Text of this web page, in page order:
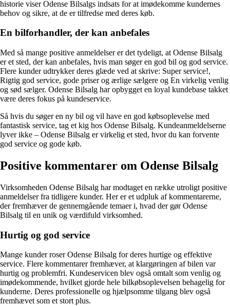
historie viser Odense Bilsalgs indsats for at imødekomme kundernes
behov og sikre, at de er tilfredse med deres køb.
En bilforhandler, der kan anbefales
Med så mange positive anmeldelser er det tydeligt, at Odense Bilsalg
er et sted, der kan anbefales, hvis man søger en god bil og god service.
Flere kunder udtrykker deres glæde ved at skrive: Super service!,
Rigtig god service, gode priser og ærlige sælgere og En virkelig venlig
og sød sælger. Odense Bilsalg har opbygget en loyal kundebase takket
være deres fokus på kundeservice.
Så hvis du søger en ny bil og vil have en god købsoplevelse med
fantastisk service, tag et kig hos Odense Bilsalg. Kundeanmeldelserne
lyver ikke – Odense Bilsalg er virkelig et sted, hvor du kan forvente
god service og gode køb.
Positive kommentarer om Odense Bilsalg
Virksomheden Odense Bilsalg har modtaget en række utroligt positive
anmeldelser fra tidligere kunder. Her er et udpluk af kommentarerne,
der fremhæver de gennemgående temaer i, hvad der gør Odense
Bilsalg til en unik og værdifuld virksomhed.
Hurtig og god service
Mange kunder roser Odense Bilsalg for deres hurtige og effektive
service. Flere kommentarer fremhæver, at klargøringen af bilen var
hurtig og problemfri. Kundeservicen blev også omtalt som venlig og
imødekommende, hvilket gjorde hele bilkøbsoplevelsen behagelig for
kunderne. Deres professionelle og hjælpsomme tilgang blev også
fremhævet som et stort plus.